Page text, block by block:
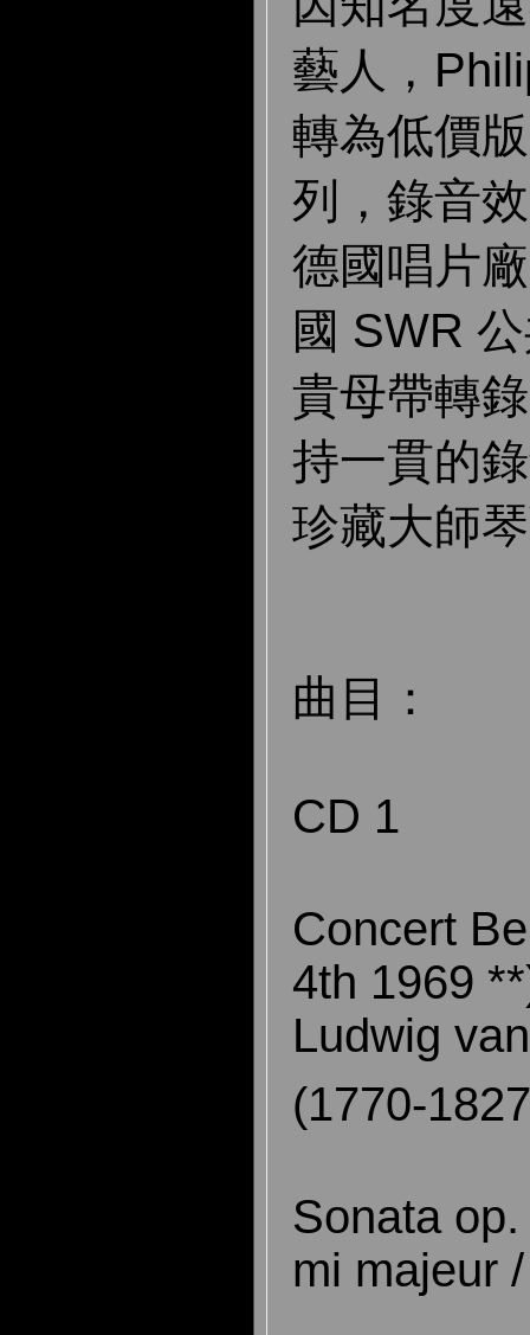
藝人，
轉為低價
列，錄音
德國唱片
國 SWR
貴母帶轉
持一貫的
珍藏大師
曲目：
CD 1
Concert
4th 1969
Ludwig
(1770-
Sonata
mi majeur